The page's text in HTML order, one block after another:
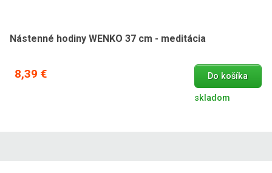
Nástenné hodiny WENKO 37 cm - meditácia
8,39 € Do košíka
skladom